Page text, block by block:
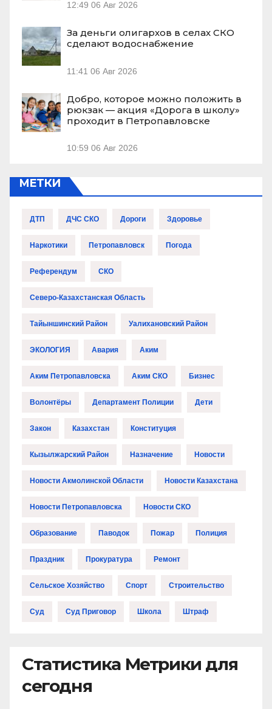
12:49 06 Авг 2026
За деньги олигархов в селах СКО
сделают водоснабжение
11:41 06 Авг 2026
Добро, которое можно положить в
рюкзак — акция «Дорога в школу»
проходит в Петропавловске
10:59 06 Авг 2026
МЕТКИ
ДТП ДЧС СКО Дороги Здоровье
Наркотики Петропавловск Погода
Референдум СКО
Северо-Казахстанская Область
Тайыншинский Район Уалихановский Район
ЭКОЛОГИЯ Авария Аким
Аким Петропавловска Аким СКО Бизнес
Волонтёры Департамент Полиции Дети
Закон Казахстан Конституция
Кызылжарский Район Назначение Новости
Новости Акмолинской Области Новости Казахстана
Новости Петропавловска Новости СКО
Образование Паводок Пожар Полиция
Праздник Прокуратура Ремонт
Сельское Хозяйство Спорт Строительство
Суд Суд Приговор Школа Штраф
Статистика Метрики для
сегодня